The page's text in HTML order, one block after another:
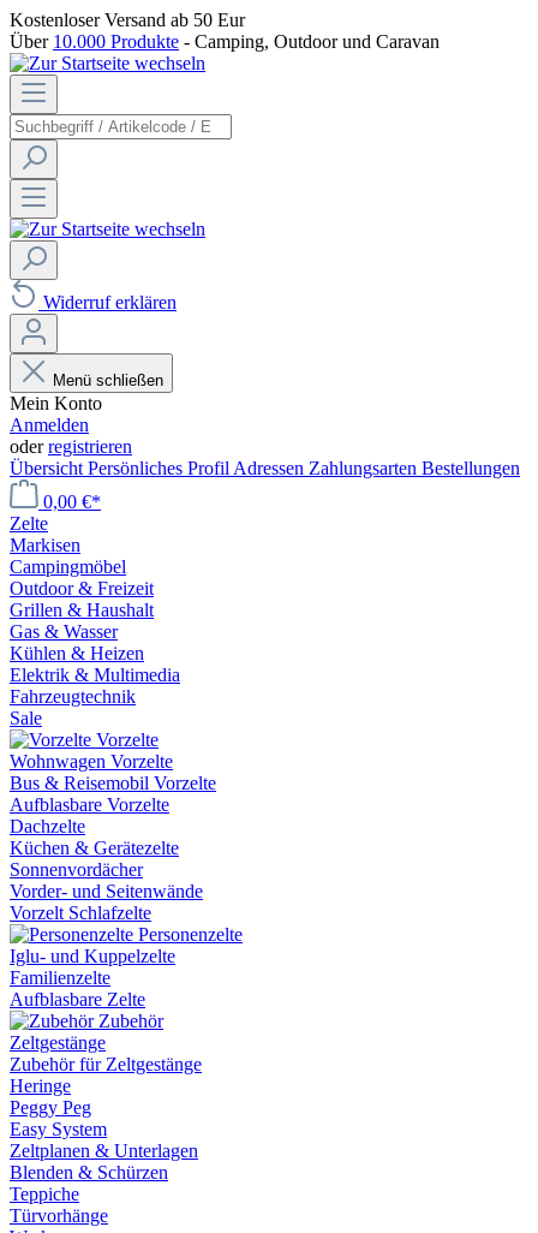
Kostenloser Versand ab 50 Eur
Über 10.000 Produkte - Camping, Outdoor und Caravan
Widerruf erklären
Menü schließen
Mein Konto
Anmelden
oderregistrieren
Übersicht Persönliches Profil Adressen Zahlungsarten Bestellungen
0,00 €*
Zelte
Markisen
Campingmöbel
Outdoor & Freizeit
Grillen & Haushalt
Gas & Wasser
Kühlen & Heizen
Elektrik & Multimedia
Fahrzeugtechnik
Sale
Vorzelte
Wohnwagen Vorzelte
Bus & Reisemobil Vorzelte
Aufblasbare Vorzelte
Dachzelte
Küchen & Gerätezelte
Sonnenvordächer
Vorder- und Seitenwände
Vorzelt Schlafzelte
Personenzelte
Iglu- und Kuppelzelte
Familienzelte
Aufblasbare Zelte
Zubehör
Zeltgestänge
Zubehör für Zeltgestänge
Heringe
Peggy Peg
Easy System
Zeltplanen & Unterlagen
Blenden & Schürzen
Teppiche
Türvorhänge